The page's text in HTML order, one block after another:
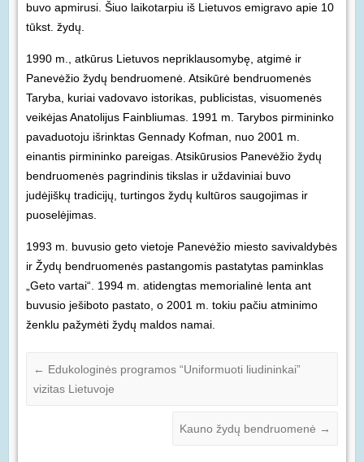
buvo apmirusi. Šiuo laikotarpiu iš Lietuvos emigravo apie 10
tūkst. žydų.
1990 m., atkūrus Lietuvos nepriklausomybę, atgimė ir
Panevėžio žydų bendruomenė. Atsikūrė bendruomenės
Taryba, kuriai vadovavo istorikas, publicistas, visuomenės
veikėjas Anatolijus Fainbliumas. 1991 m. Tarybos pirmininko
pavaduotoju išrinktas Gennady Kofman, nuo 2001 m.
einantis pirmininko pareigas. Atsikūrusios Panevėžio žydų
bendruomenės pagrindinis tikslas ir uždaviniai buvo
judėjiškų tradicijų, turtingos žydų kultūros saugojimas ir
puoselėjimas.
1993 m. buvusio geto vietoje Panevėžio miesto savivaldybės
ir Žydų bendruomenės pastangomis pastatytas paminklas
„Geto vartai“. 1994 m. atidengtas memorialinė lenta ant
buvusio ješiboto pastato, o 2001 m. tokiu pačiu atminimo
ženklu pažymėti žydų maldos namai.
← Edukologinės programos “Uniformuoti liudininkai”
vizitas Lietuvoje
Kauno žydų bendruomenė →